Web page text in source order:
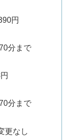
円
分まで
分まで
更なし